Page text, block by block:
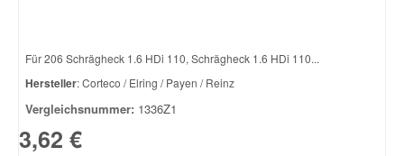
Für 206 Schrägheck 1.6 HDi 110, Schrägheck 1.6 HDi 110...
Hersteller: Corteco / Elring / Payen / Reinz
Vergleichsnummer: 1336Z1
3,62 €